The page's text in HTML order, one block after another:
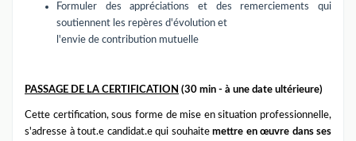
Formuler des appréciations et des remerciements qui
soutiennent les repères d'évolution et
l'envie de contribution mutuelle
PASSAGE DE LA CERTIFICATION (30 min - à une date ultérieure)
Cette certification, sous forme de mise en situation professionnelle,
s'adresse à tout.e candidat.e qui souhaite mettre en œuvre dans ses